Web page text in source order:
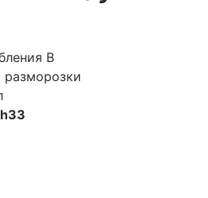
B
разморозки